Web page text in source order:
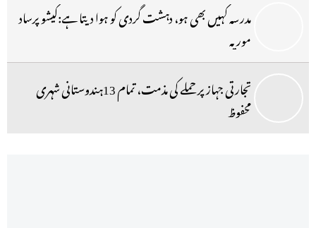
مدرسہ کہیں بھی ہو، دہشت گردی کو ہوا دیتا ہے:کیشو پرساد
موریہ
تجارتی جہاز پر حملے کی مذمت، تمام 13ہندوستانی شہری
محفوظ